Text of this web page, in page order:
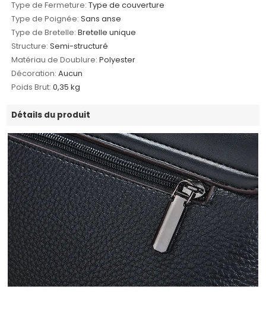
Type de Fermeture: Type de couverture
Type de Poignée: Sans anse
Type de Bretelle: Bretelle unique
Structure: Semi-structuré
Matériau de Doublure: Polyester
Décoration: Aucun
Poids Brut: 0,35 kg
Détails du produit